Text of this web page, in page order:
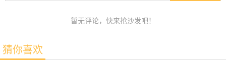
暂无评论，快来抢沙发吧！
猜你喜欢